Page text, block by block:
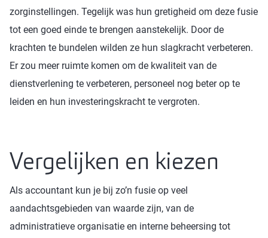
zorginstellingen. Tegelijk was hun gretigheid om deze fusie
tot een goed einde te brengen aanstekelijk. Door de
krachten te bundelen wilden ze hun slagkracht verbeteren.
Er zou meer ruimte komen om de kwaliteit van de
dienstverlening te verbeteren, personeel nog beter op te
leiden en hun investeringskracht te vergroten.
Vergelijken en kiezen
Als accountant kun je bij zo’n fusie op veel
aandachtsgebieden van waarde zijn, van de
administratieve organisatie en interne beheersing tot